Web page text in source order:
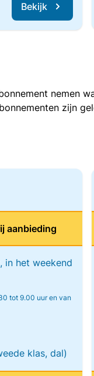
Bekijk
nemen
zijn
aanbieding
in het weekend
tot 9.00 uur en van
klas, dal)